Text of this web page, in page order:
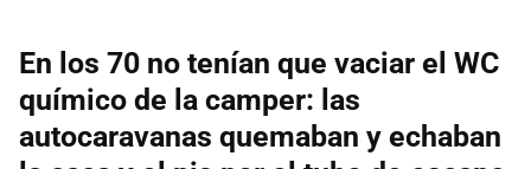
En los 70 no tenían que vaciar el WC
químico de la camper: las
autocaravanas quemaban y echaban